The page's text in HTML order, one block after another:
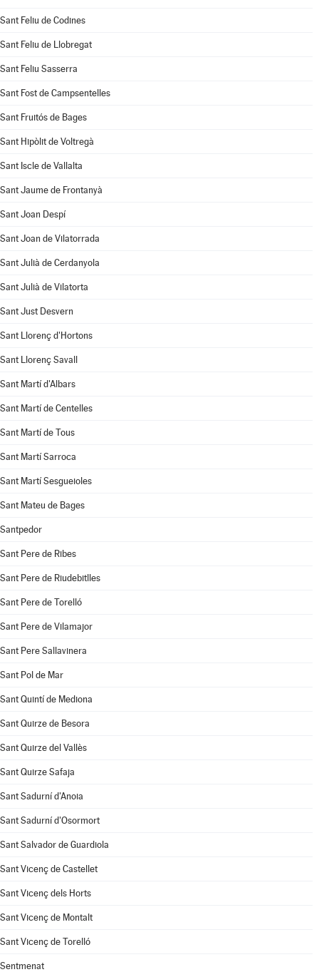
Sant Feliu de Codines
Sant Feliu de Llobregat
Sant Feliu Sasserra
Sant Fost de Campsentelles
Sant Fruitós de Bages
Sant Hipòlit de Voltregà
Sant Iscle de Vallalta
Sant Jaume de Frontanyà
Sant Joan Despí
Sant Joan de Vilatorrada
Sant Julià de Cerdanyola
Sant Julià de Vilatorta
Sant Just Desvern
Sant Llorenç d'Hortons
Sant Llorenç Savall
Sant Martí d'Albars
Sant Martí de Centelles
Sant Martí de Tous
Sant Martí Sarroca
Sant Martí Sesgueioles
Sant Mateu de Bages
Santpedor
Sant Pere de Ribes
Sant Pere de Riudebitlles
Sant Pere de Torelló
Sant Pere de Vilamajor
Sant Pere Sallavinera
Sant Pol de Mar
Sant Quintí de Mediona
Sant Quirze de Besora
Sant Quirze del Vallès
Sant Quirze Safaja
Sant Sadurní d'Anoia
Sant Sadurní d'Osormort
Sant Salvador de Guardiola
Sant Vicenç de Castellet
Sant Vicenç dels Horts
Sant Vicenç de Montalt
Sant Vicenç de Torelló
Sentmenat